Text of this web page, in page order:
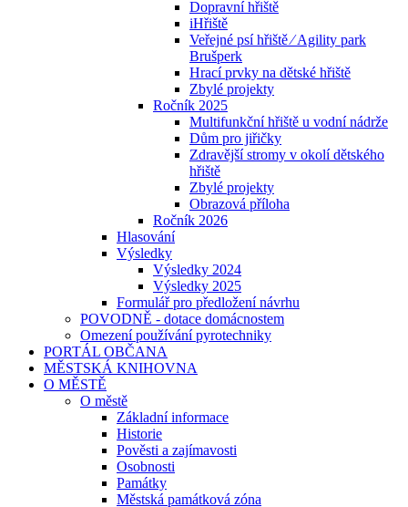
Dopravní hřiště
iHřiště
Veřejné psí hřiště ⁄ Agility park
Brušperk
Hrací prvky na dětské hřiště
Zbylé projekty
Ročník 2025
Multifunkční hřiště u vodní nádrže
Dům pro jiřičky
Zdravější stromy v okolí dětského
hřiště
Zbylé projekty
Obrazová příloha
Ročník 2026
Hlasování
Výsledky
Výsledky 2024
Výsledky 2025
Formulář pro předložení návrhu
POVODNĚ - dotace domácnostem
Omezení používání pyrotechniky
PORTÁL OBČANA
MĚSTSKÁ KNIHOVNA
O MĚSTĚ
O městě
Základní informace
Historie
Pověsti a zajímavosti
Osobnosti
Památky
Městská památková zóna